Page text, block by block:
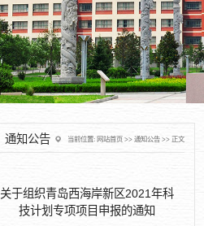
通知公告 当前位置: 网站首页>> 通知公告>> 正文
关于组织青岛西海岸新区2021年科
技计划专项项目申报的通知